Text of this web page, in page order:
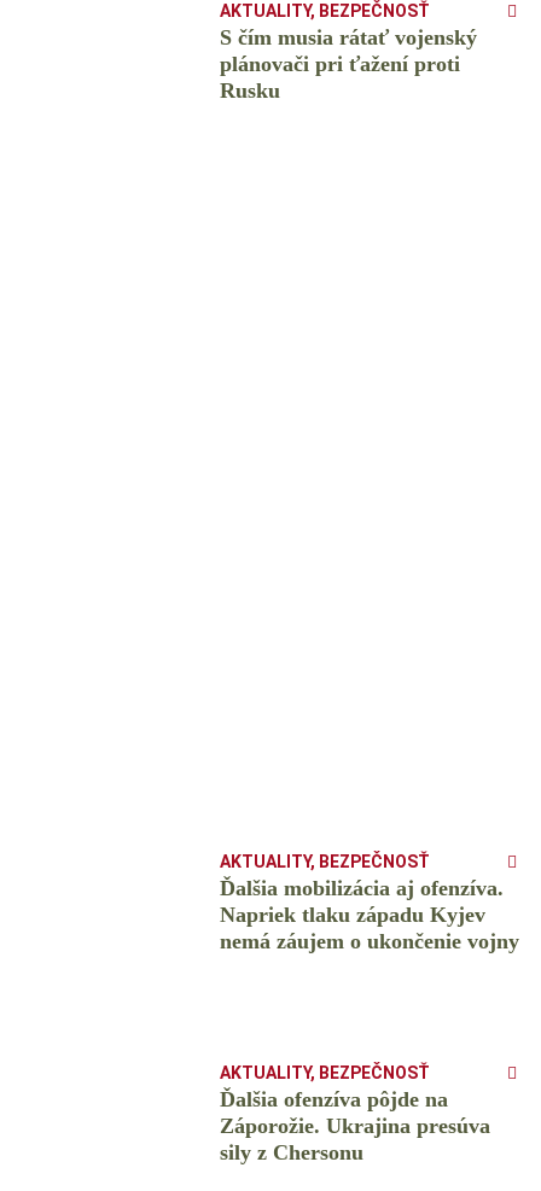
AKTUALITY, BEZPEČNOSŤ
S čím musia rátať vojenský
plánovači pri ťažení proti
Rusku
AKTUALITY, BEZPEČNOSŤ
Ďalšia mobilizácia aj ofenzíva.
Napriek tlaku západu Kyjev
nemá záujem o ukončenie vojny
AKTUALITY, BEZPEČNOSŤ
Ďalšia ofenzíva pôjde na
Záporožie. Ukrajina presúva
sily z Chersonu